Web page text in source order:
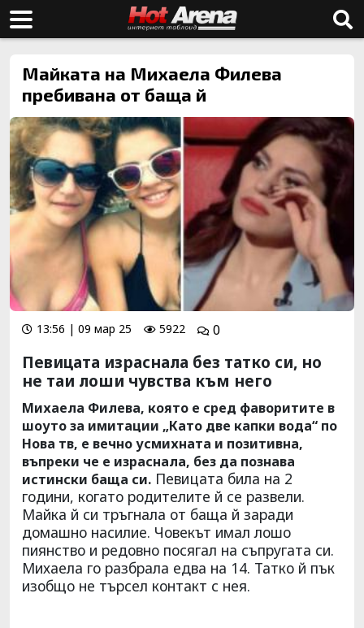
Майката на Михаела Филева
пребивана от баща й
13:56 | 09 мар 25 5922 0
Певицата израснала без татко си, но
не таи лоши чувства към него
Михаела Филева, която е сред фаворитите в
шоуто за имитации „Като две капки вода“ по
Нова тв, е вечно усмихната и позитивна,
въпреки че е израснала, без да познава
истински баща си. Певицата била на 2
години, когато родителите й се развели.
Майка й си тръгнала от баща й заради
домашно насилие. Човекът имал лошо
пиянство и редовно посягал на съпругата си.
Михаела го разбрала едва на 14. Татко й пък
изобщо не търсел контакт с нея.